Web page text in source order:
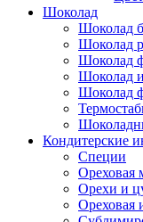
Шоколад
Шоколад
Шоколад
Шоколад
Шоколад
Шоколад
Кондитерские
Специи
Ореховая
Орехи и
Ореховая